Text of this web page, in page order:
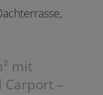
mit
Carport –